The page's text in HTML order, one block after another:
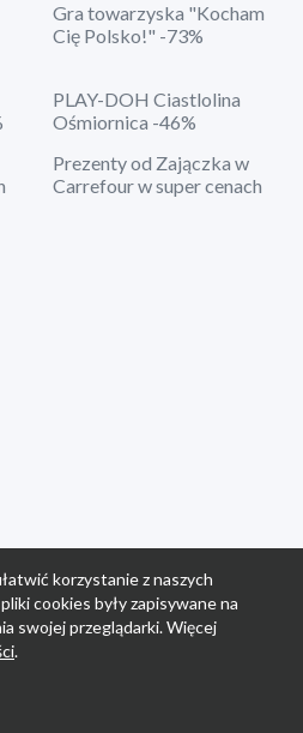
Gra towarzyska "Kocham
Cię Polsko!" -73%
PLAY-DOH Ciastlolina
Ośmiornica -46%
Prezenty od Zajączka w
Carrefour w super cenach
korzystanie z naszych
cookies były zapisywane na
swojej przeglądarki. Więcej
.